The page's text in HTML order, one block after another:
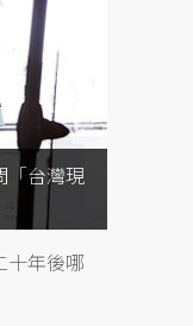
「台灣現
十年後哪